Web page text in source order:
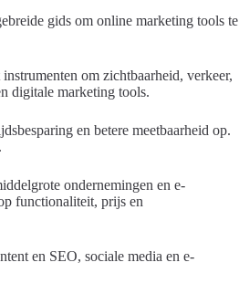
gids om online marketing tools te
om zichtbaarheid, verkeer,
digitale marketing tools.
en betere meetbaarheid op.
ondernemingen en e-
functionaliteit, prijs en
en SEO, sociale media en e-